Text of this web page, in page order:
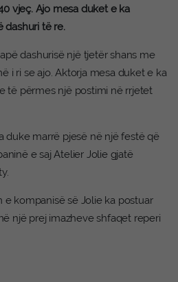
vjeç. Ajo mesa duket e ka
dashuri të re.
dashurisë një tjetër shans me
i ri se ajo. Aktorja mesa duket e ka
të përmes një postimi në rrjetet
duke marrë pjesë në një festë që
e saj Atelier Jolie gjatë
e kompanisë së Jolie ka postuar
një prej imazheve shfaqet reperi